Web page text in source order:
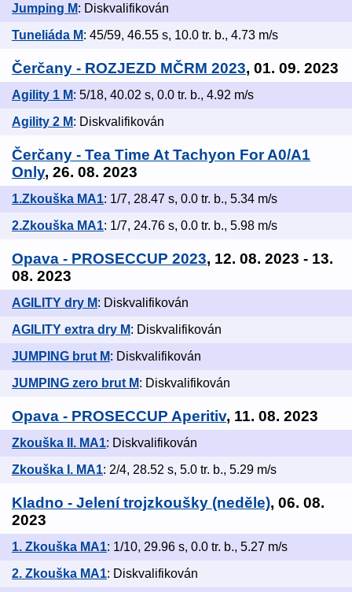
Jumping M: Diskvalifikován
Tuneliáda M: 45/59, 46.55 s, 10.0 tr. b., 4.73 m/s
Čerčany - ROZJEZD MČRM 2023, 01. 09. 2023
Agility 1 M: 5/18, 40.02 s, 0.0 tr. b., 4.92 m/s
Agility 2 M: Diskvalifikován
Čerčany - Tea Time At Tachyon For A0/A1
Only, 26. 08. 2023
1.Zkouška MA1: 1/7, 28.47 s, 0.0 tr. b., 5.34 m/s
2.Zkouška MA1: 1/7, 24.76 s, 0.0 tr. b., 5.98 m/s
Opava - PROSECCUP 2023, 12. 08. 2023 - 13.
08. 2023
AGILITY dry M: Diskvalifikován
AGILITY extra dry M: Diskvalifikován
JUMPING brut M: Diskvalifikován
JUMPING zero brut M: Diskvalifikován
Opava - PROSECCUP Aperitiv, 11. 08. 2023
Zkouška II. MA1: Diskvalifikován
Zkouška I. MA1: 2/4, 28.52 s, 5.0 tr. b., 5.29 m/s
Kladno - Jelení trojzkoušky (neděle), 06. 08.
2023
1. Zkouška MA1: 1/10, 29.96 s, 0.0 tr. b., 5.27 m/s
2. Zkouška MA1: Diskvalifikován